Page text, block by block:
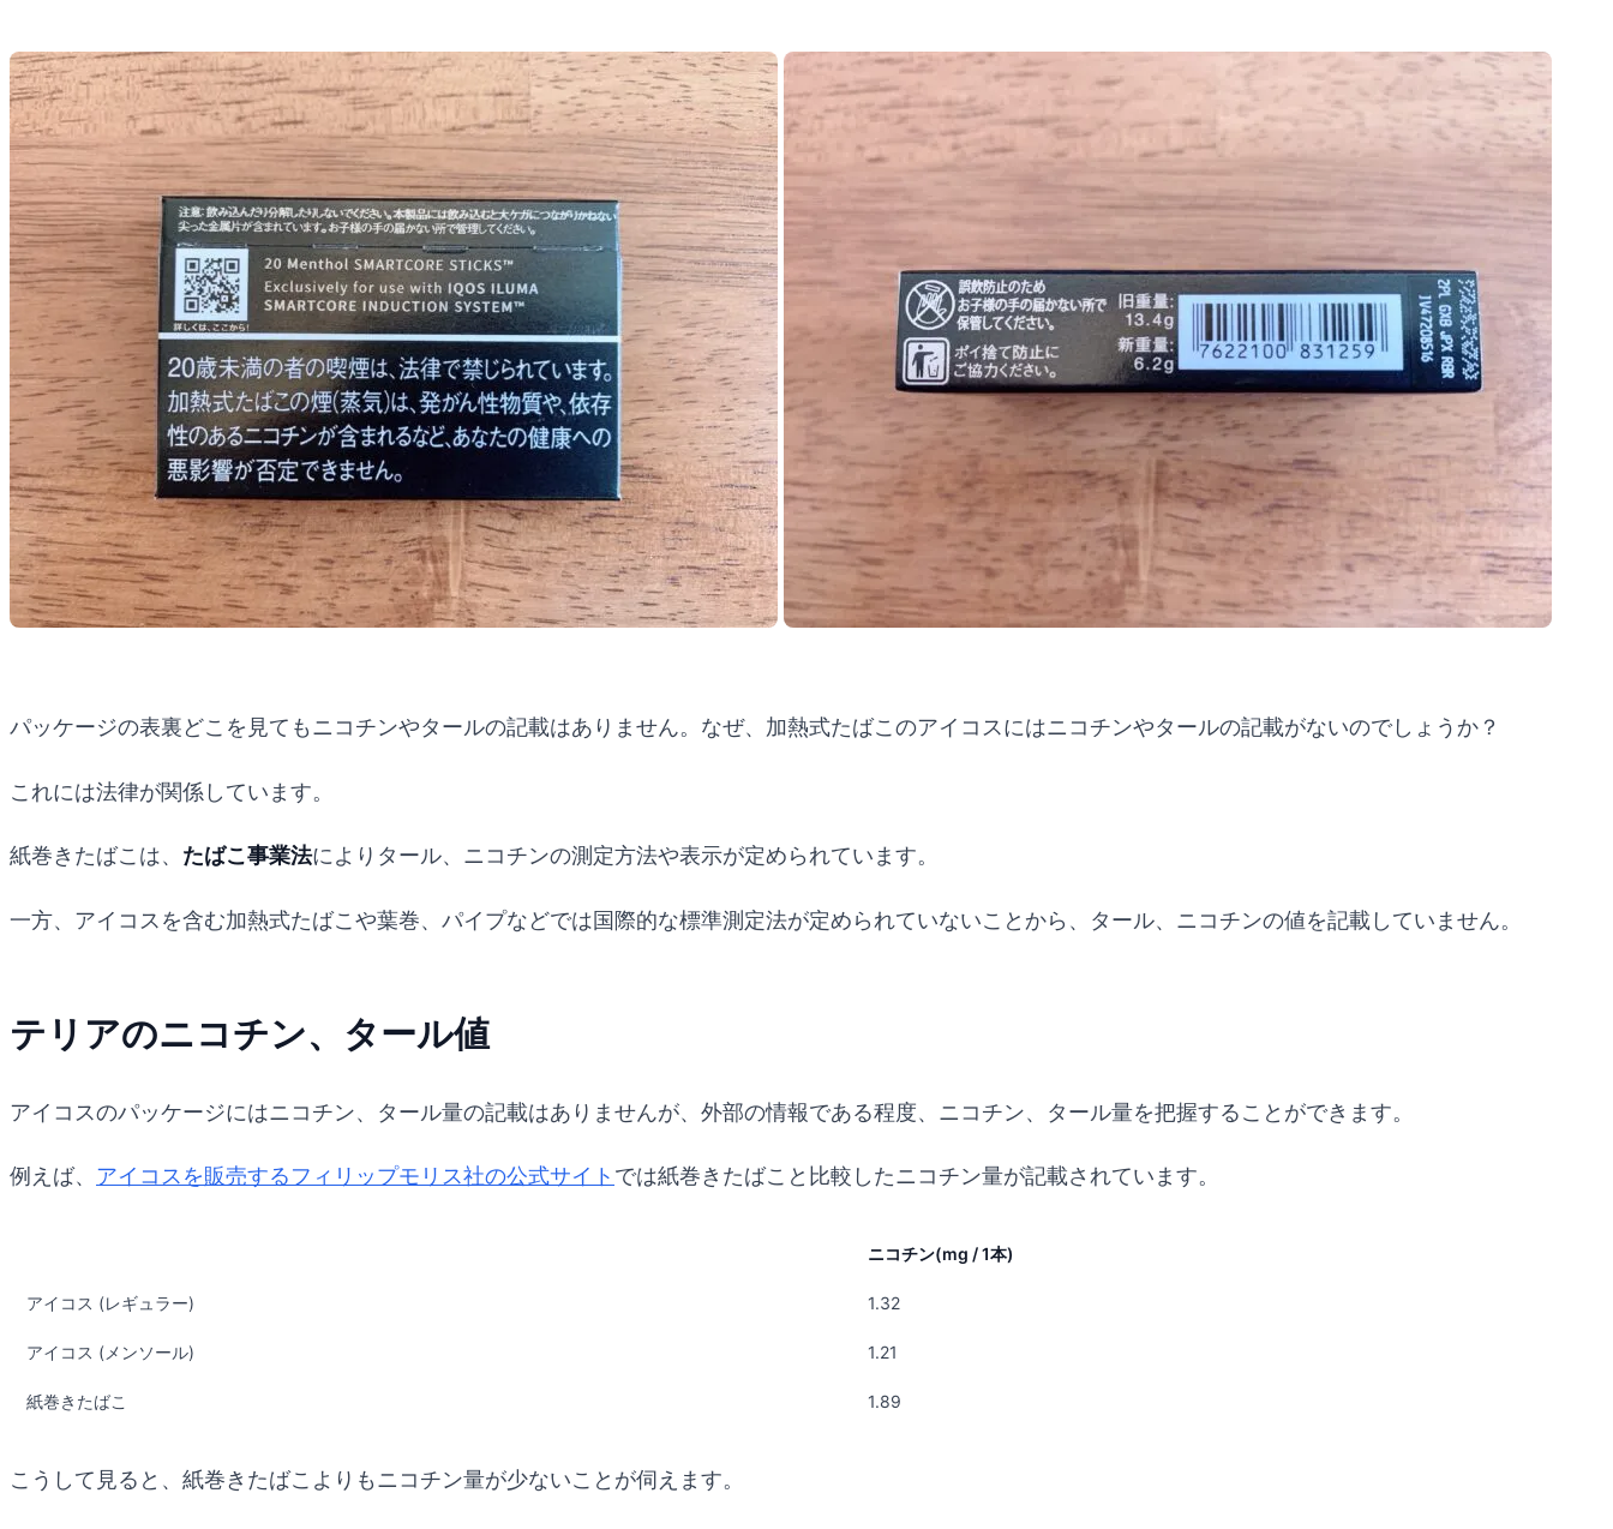
パッケージの表裏どこを見てもニコチンやタールの記載はありません。なぜ、加熱式たばこのアイコスにはニコチンやタールの記載がないのでしょうか？
これには法律が関係しています。
紙巻きたばこは、 たばこ事業法によりタール、ニコチンの測定方法や表示が定められています。
一方、アイコスを含む加熱式たばこや葉巻、パイプなどでは国際的な標準測定法が定められていないことから、タール、ニコチンの値を記載していません。
テリアのニコチン、タール値
アイコスのパッケージにはニコチン、タール量の記載はありませんが、外部の情報である程度、ニコチン、タール量を把握することができます。
例えば、 アイコスを販売するフィリップモリス社の公式サイト では紙巻きたばこと比較したニコチン量が記載されています。
ニコチン(mg / 1本)
アイコス (レギュラー) 1.32
アイコス (メンソール) 1.21
紙巻きたばこ 1.89
こうして見ると、紙巻きたばこよりもニコチン量が少ないことが伺えます。